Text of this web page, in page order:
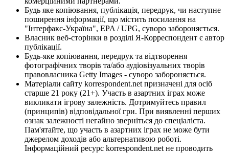
Будь яке копіювання, публікація, передрук, чи наступне
поширення інформації, що містить посилання на
"Інтерфакс-Україна", EPA / UPG, суворо забороняється.
Власник веб-сторінки в розділі Я-Корреспондент є автор
публікації.
Будь-яке копіювання, передрук та відтворення
фотографічних творів та/або аудіовізуальних творів
правовласника Getty Images - суворо забороняється.
Матеріали сайту korrespondent.net призначені для осіб
старше 21 року (21+). Участь в азартних іграх може
викликати ігрову залежність. Дотримуйтесь правил
(принципів) відповідальної гри. При виявленні перших
ознак залежності негайно зверніться до спеціаліста.
Пам'ятайте, що участь в азартних іграх не може бути
джерелом доходів або альтернативою роботі.
Інформаційний ресурс korrespondent.net не проводить